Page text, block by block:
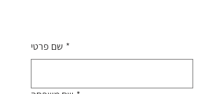
שם פרטי *